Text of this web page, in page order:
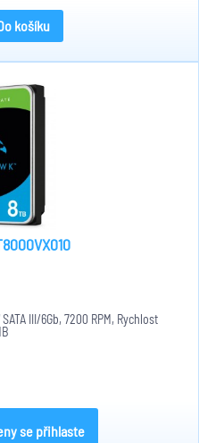
košíku
III/6Gb, 7200 RPM, Rychlost
se přihlaste